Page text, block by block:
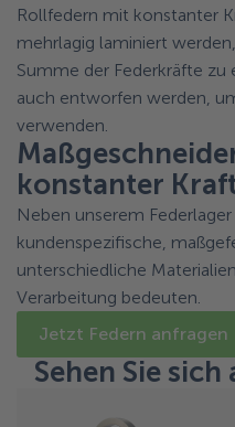
Rollfedern mit konstanter
mehrlagig laminiert
Summe der Federkräfte zu
auch entworfen werden,
verwenden.
konstanter
Neben unserem
kundenspezifische,
unterschiedliche
Verarbeitung bedeuten.
Jetzt Federn anfragen
Sehen Sie